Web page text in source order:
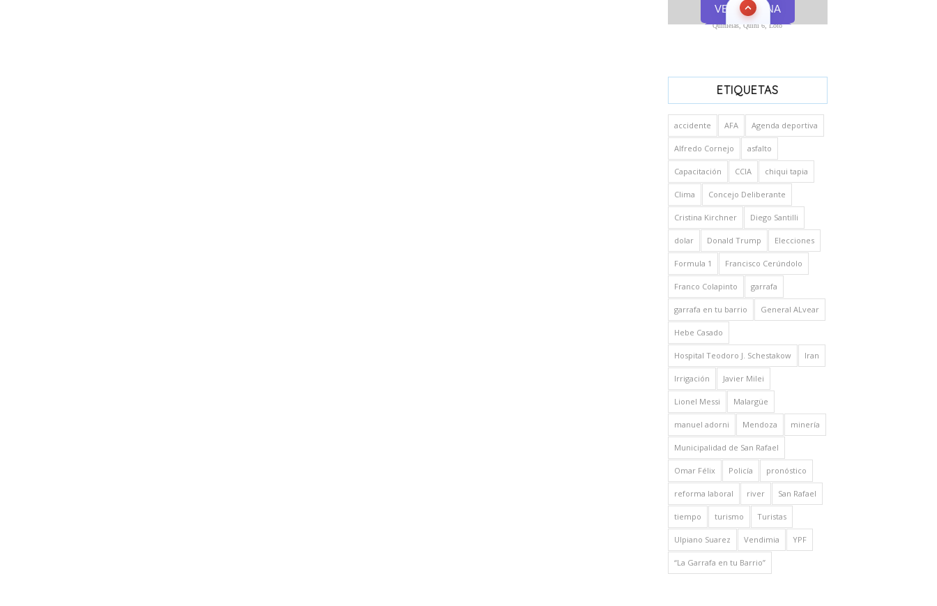
Quinielas, Quini 6, Loto
ETIQUETAS
accidente AFA Agenda deportiva
Alfredo Cornejo asfalto
Capacitación CCIA chiqui tapia
Clima Concejo Deliberante
Cristina Kirchner Diego Santilli
dolar Donald Trump Elecciones
Formula 1 Francisco Cerúndolo
Franco Colapinto garrafa
garrafa en tu barrio General ALvear
Hebe Casado
Hospital Teodoro J. Schestakow Iran
Irrigación Javier Milei
Lionel Messi Malargüe
manuel adorni Mendoza minería
Municipalidad de San Rafael
Omar Félix Policía pronóstico
reforma laboral river San Rafael
tiempo turismo Turistas
Ulpiano Suarez Vendimia YPF
“La Garrafa en tu Barrio”